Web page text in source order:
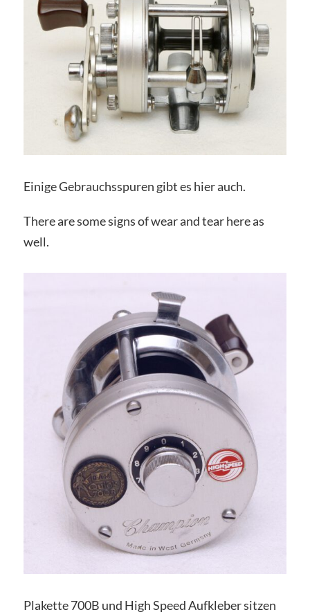
Einige Gebrauchsspuren gibt es hier auch.
There are some signs of wear and tear here as
well.
Plakette 700B und High Speed Aufkleber sitzen